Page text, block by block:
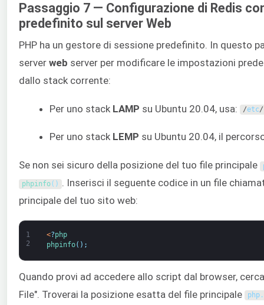
Passaggio 7 — Configurazione di Redis
predefinito sul server Web
PHP ha un gestore di sessione predefinito. In questo
server web server per modificare le impostazioni
dallo stack corrente:
Per uno stack LAMP su Ubuntu 20.04, usa: /etc/
Per uno stack LEMP su Ubuntu 20.04, il
Se non sei sicuro della posizione del tuo file principale
phpinfo( ) . Inserisci il seguente codice in un file
principale del tuo sito web:
1
2
<?php
phpinfo( ) ;
Quando provi ad accedere allo script dal browser,
File". Troverai la posizione esatta del file principale
php.